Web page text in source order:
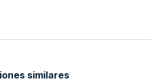
similares